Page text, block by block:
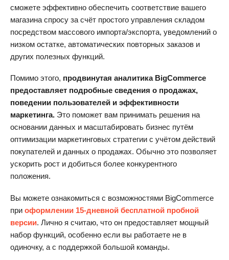
сможете эффективно обеспечить соответствие вашего
магазина спросу за счёт простого управления складом
посредством массового импорта/экспорта, уведомлений о
низком остатке, автоматических повторных заказов и
других полезных функций.
Помимо этого, продвинутая аналитика BigCommerce
предоставляет подробные сведения о продажах,
поведении пользователей и эффективности
маркетинга. Это поможет вам принимать решения на
основании данных и масштабировать бизнес путём
оптимизации маркетинговых стратегии с учётом действий
покупателей и данных о продажах. Обычно это позволяет
ускорить рост и добиться более конкурентного
положения.
Вы можете ознакомиться с возможностями BigCommerce
при оформлении 15-дневной бесплатной пробной
версии. Лично я считаю, что он предоставляет мощный
набор функций, особенно если вы работаете не в
одиночку, а с поддержкой большой команды.